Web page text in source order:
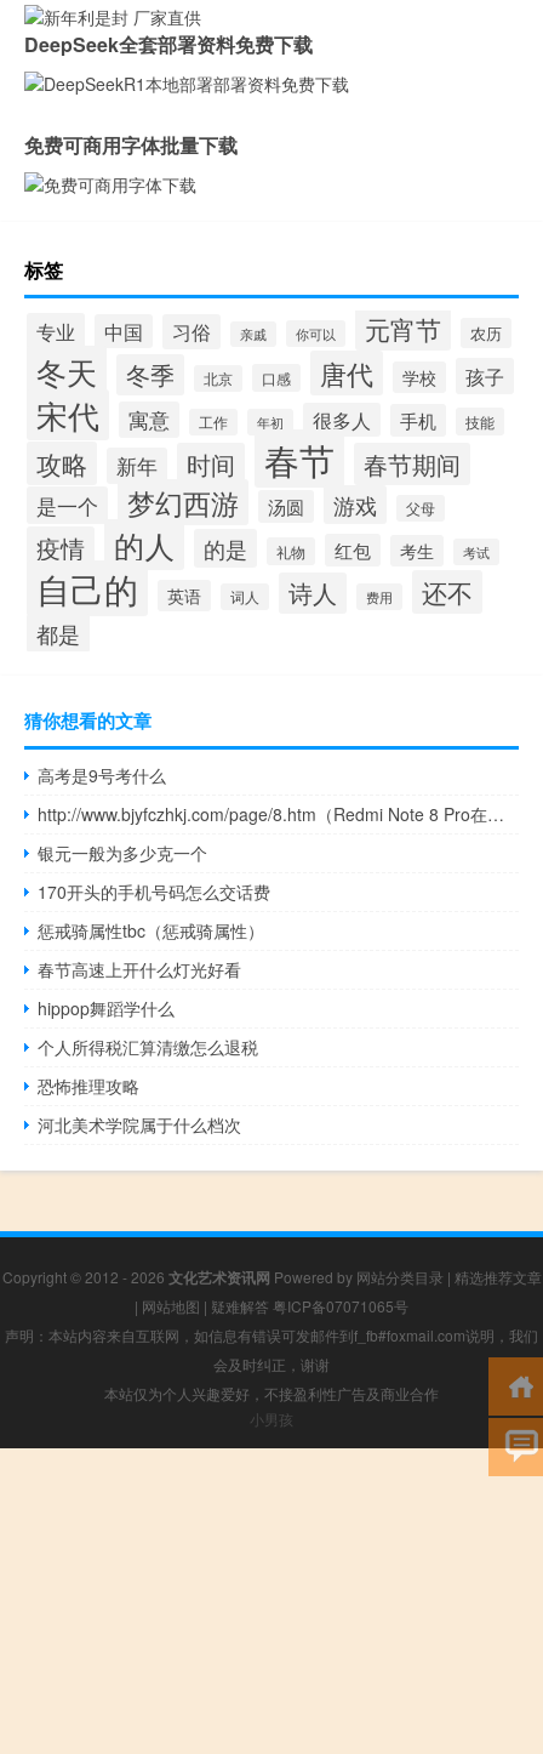
DeepSeek全套部署资料免费下载
免费可商用字体批量下载
标签
专业 中国 习俗 亲戚 你可以 元宵节 农历
冬天 冬季 北京 口感 唐代 学校 孩子
宋代 寓意 工作 年初 很多人 手机 技能
攻略 新年 时间 春节 春节期间
是一个 梦幻西游 汤圆 游戏 父母
疫情 的人 的是 礼物 红包 考生 考试
自己的 英语 词人 诗人 费用 还不
都是
猜你想看的文章
高考是9号考什么
http://www.bjyfczhkj.com/page/8.htm（Redmi Note 8 Pro在推出Amazon.in 以确认预告片的可用性）
银元一般为多少克一个
170开头的手机号码怎么交话费
惩戒骑属性tbc（惩戒骑属性）
春节高速上开什么灯光好看
hippop舞蹈学什么
个人所得税汇算清缴怎么退税
恐怖推理攻略
河北美术学院属于什么档次
Copyright © 2012 - 2026 文化艺术资讯网 Powered by 网站分类目录 | 精选推荐文章
| 网站地图 | 疑难解答 粤ICP备07071065号
声明：本站内容来自互联网，如信息有错误可发邮件到f_fb#foxmail.com说明，我们
会及时纠正，谢谢
本站仅为个人兴趣爱好，不接盈利性广告及商业合作
小男孩